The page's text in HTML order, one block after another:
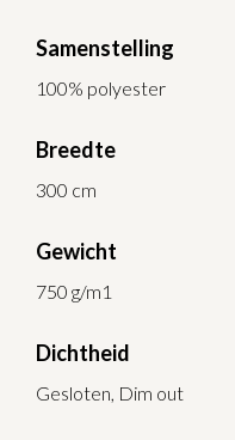
Samenstelling
100% polyester
Breedte
300 cm
Gewicht
750 g/m1
Dichtheid
Gesloten, Dim out